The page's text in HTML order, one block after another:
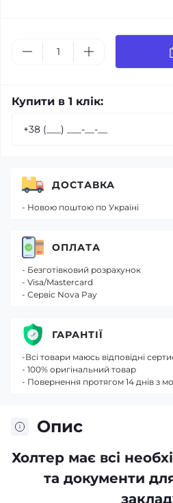
Купити в 1 клік:
Опис
Холтер має всі
та документи
ДОСТАВКА
- Новою поштою по Україні
ОПЛАТА
- Безготівковий розрахунок
- Visa/Mastercard
- Сервіс Nova Pay
ГАРАНТІЇ
-Всі товари маюсь відповідні
- 100% оригінальний товар
- Повернення протягом 14 днів з